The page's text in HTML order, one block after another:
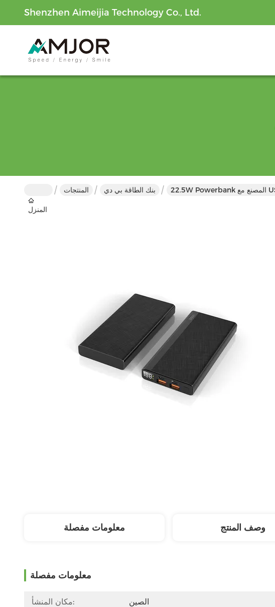
Shenzhen Aimeijia Technology Co., Ltd.
المنزل
المنتجات بنك الطاقة بي دي
معلومات مفصلة وصف المنتج
معلومات مفصلة
مكان المنشأ: الصين